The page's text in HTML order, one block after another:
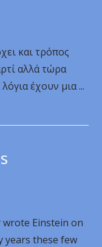
και τρόπος
αλλά τώρα
έχουν μια ...
wrote Einstein on
years these few